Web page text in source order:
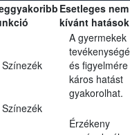
Esetleges nem
kívánt hatások
Színezék
A gyermekek
és figyelmére
káros hatást
gyakorolhat.
Színezék
Érzékeny